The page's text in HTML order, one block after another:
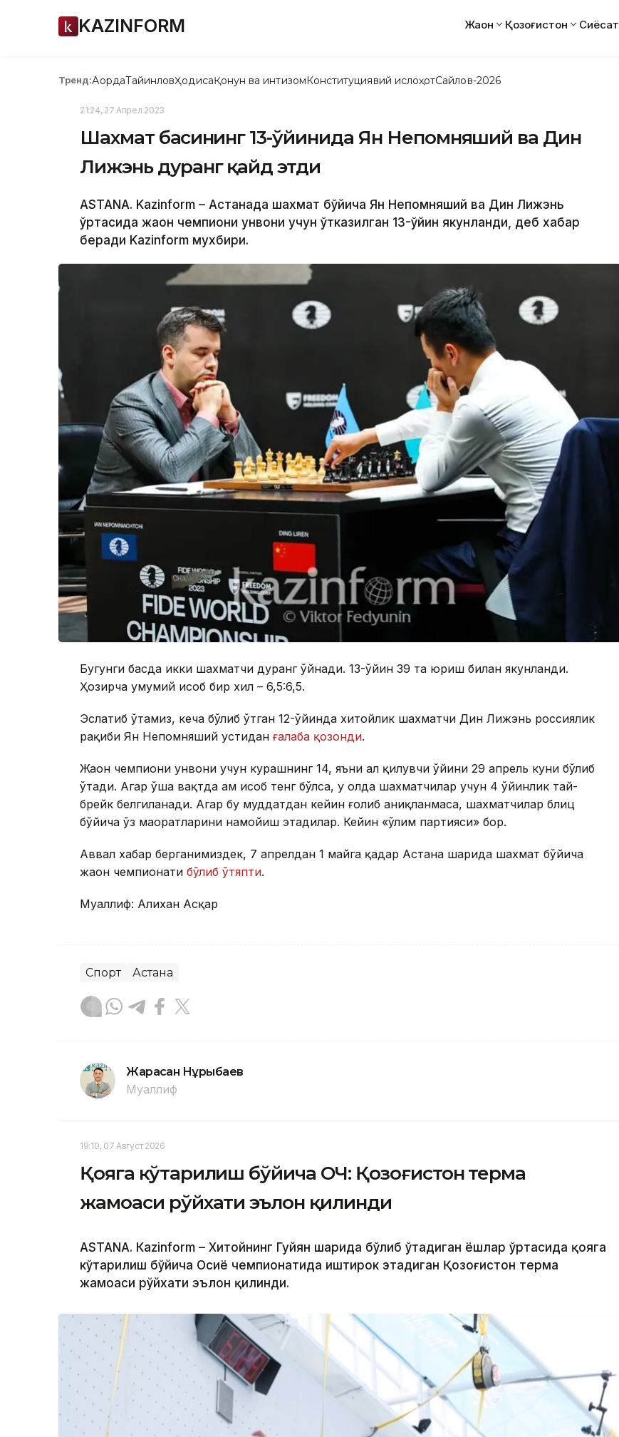
KAZINFORM Жаҳон Қозоғистон Сиёсат
Тренд:АқордаТайинловҲодисаҚонун ва интизомКонституциявий ислоҳотСайлов-2026
21:24, 27 Апрел 2023
Шахмат баҳсининг 13-ўйинида Ян Непомняший ва Дин
Лижэнь дуранг қайд этди
ASTANA. Kazinform – Астанада шахмат бўйича Ян Непомняший ва Дин Лижэнь
ўртасида жаҳон чемпиони унвони учун ўтказилган 13-ўйин якунланди, деб хабар
беради Kazinform мухбири.
Бугунги баҳсда икки шахматчи дуранг ўйнади. 13-ўйин 39 та юриш билан якунланди.
Ҳозирча умумий ҳисоб бир хил – 6,5:6,5.
Эслатиб ўтамиз, кеча бўлиб ўтган 12-ўйинда хитойлик шахматчи Дин Лижэнь россиялик
рақиби Ян Непомняший устидан ғалаба қозонди.
Жаҳон чемпиони унвони учун курашнинг 14, яъни ҳал қилувчи ўйини 29 апрель куни бўлиб
ўтади. Агар ўша вақтда ҳам ҳисоб тенг бўлса, у ҳолда шахматчилар учун 4 ўйинлик тай-
брейк белгиланади. Агар бу муддатдан кейин ғолиб аниқланмаса, шахматчилар блиц
бўйича ўз маҳоратларини намойиш этадилар. Кейин «ўлим партияси» бор.
Аввал хабар берганимиздек, 7 апрелдан 1 майга қадар Астана шаҳрида шахмат бўйича
жаҳон чемпионати бўлиб ўтяпти.
Муаллиф: Алихан Асқар
Спорт Астана
Жарасқан Нұрыбаев
Муаллиф
19:10, 07 Август 2026
Қояга кўтарилиш бўйича ОЧ: Қозоғистон терма
жамоаси рўйхати эълон қилинди
ASTANА. Кazinform – Хитойнинг Гуйян шаҳрида бўлиб ўтадиган ёшлар ўртасида қояга
кўтарилиш бўйича Осиё чемпионатида иштирок этадиган Қозоғистон терма
жамоаси рўйхати эълон қилинди.